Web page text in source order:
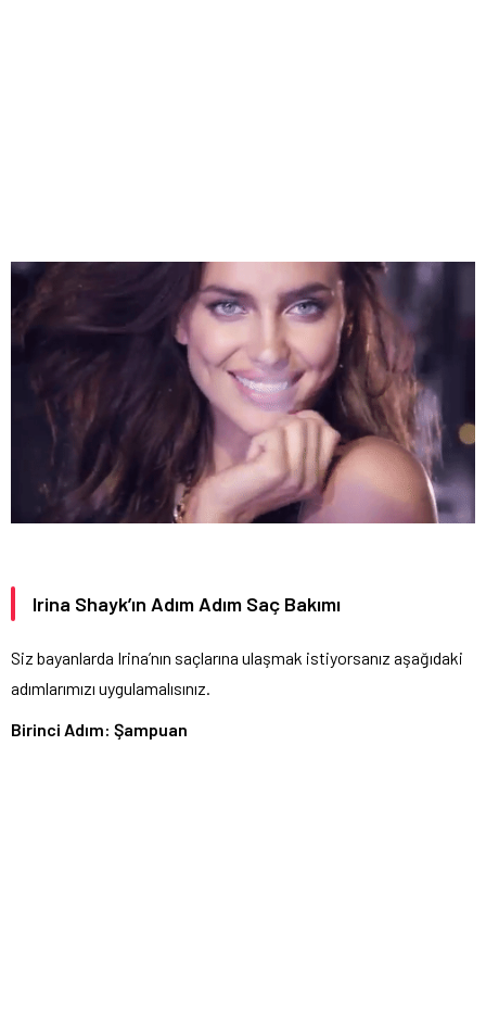
Irina Shayk’ın Adım Adım Saç Bakımı
Siz bayanlarda Irina’nın saçlarına ulaşmak istiyorsanız aşağıdaki
adımlarımızı uygulamalısınız.
Birinci Adım: Şampuan